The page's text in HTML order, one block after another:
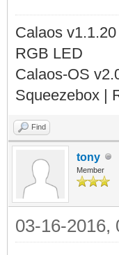
Calaos
RGB LED
Calaos-OS
Squeezebox |
Find
tony
Member
03-16-2016,